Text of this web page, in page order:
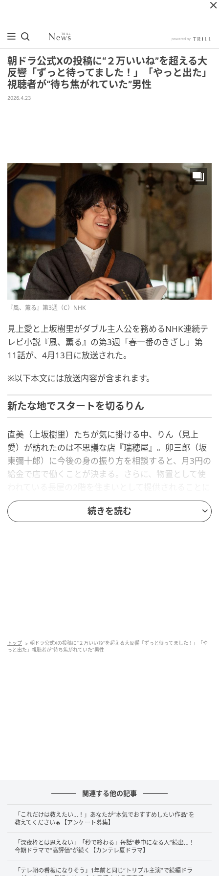
朝ドラ公式Xの投稿に“２万いいね”を超える大
反響「ずっと待ってました！」「やっと出た」
視聴者が“待ち焦がれていた”男性
2026.4.23
『風、薫る』第3週（C）NHK
見上愛と上坂樹里がダブル主人公を務めるNHK連続テ
レビ小説『風、薫る』の第3週「春一番のきざし」第
11話が、4月13日に放送された。
※以下本文には放送内容が含まれます。
新たな地でスタートを切るりん
直美（上坂樹里）たちが気に掛ける中、りん（見上
愛）が訪れたのは不思議な店『瑞穂屋』。卯三郎（坂
東彌十郎）に今後の身の振り方を相談すると、月3円の
給金で店で働くことが決まる。さらに、物置として使
なった。
娘とともに温かく迎え入れられ、ひとまず胸をなで下
訪れる。フランス語で話しかけられ戸惑うりんの前に
現れたのは、島田健次郎（佐野晶哉）。流暢なフラン
ス語で応対し、その場をさりげなく収める。
りんが島田に「先生か」と尋ねると、彼はショックだ
と伝えたうえで「俺は何者でもない」「変わり者の島
田健次郎」と応じる。さらに、りんの娘・環（宮島る
続きを読む
トップ
朝ドラ公式Xの投稿に“２万いいね”を超える大反響「ずっと待ってました！」「や
っと出た」視聴者が“待ち焦がれていた”男性
関連する他の記事
「これだけは教えたい…！」あなたが“本気でおすすめしたい作品”を
教えてください🔥【アンケート募集】
「深夜枠とは思えない」「秒で終わる」毎話“夢中になる人”続出…！
今期ドラマで“高評価”が続く【カンテレ夏ドラマ】
「テレ朝の看板になりそう」1年前と同じ“トリプル主演”で続編ドラ